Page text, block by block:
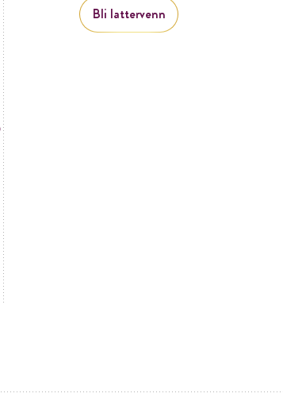
Bli lattervenn